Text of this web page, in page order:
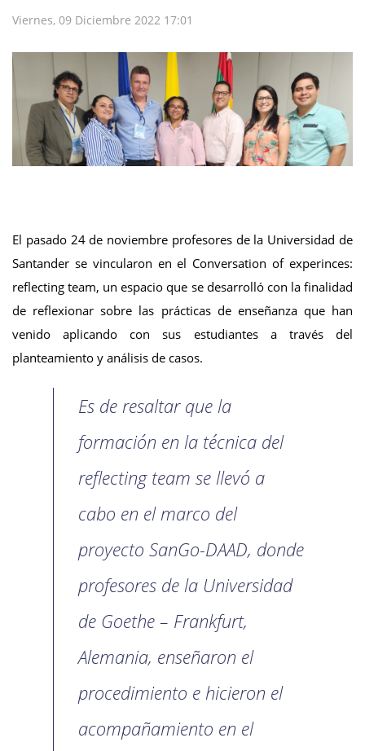
Viernes, 09 Diciembre 2022 17:01
El pasado 24 de noviembre profesores de la Universidad de
Santander se vincularon en el Conversation of experinces:
reflecting team, un espacio que se desarrolló con la finalidad
de reflexionar sobre las prácticas de enseñanza que han
venido aplicando con sus estudiantes a través del
planteamiento y análisis de casos.
Es de resaltar que la
formación en la técnica del
reflecting team se llevó a
cabo en el marco del
proyecto SanGo-DAAD, donde
profesores de la Universidad
de Goethe – Frankfurt,
Alemania, enseñaron el
procedimiento e hicieron el
acompañamiento en el